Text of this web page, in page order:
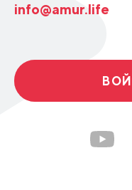
info@amur.life